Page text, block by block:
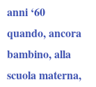
anni ‘60
quando, ancora
bambino, alla
scuola materna,